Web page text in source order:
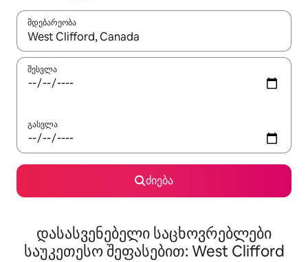
მდებარეობა
როცა შედეგები ხელმისაწვდომი გახდება, ნავიგაციისთვის
შესვლა
გასვლა
ძიება
დასასვენებელი საცხოვრებლები
საუკეთესო შეფასებით: West Clifford